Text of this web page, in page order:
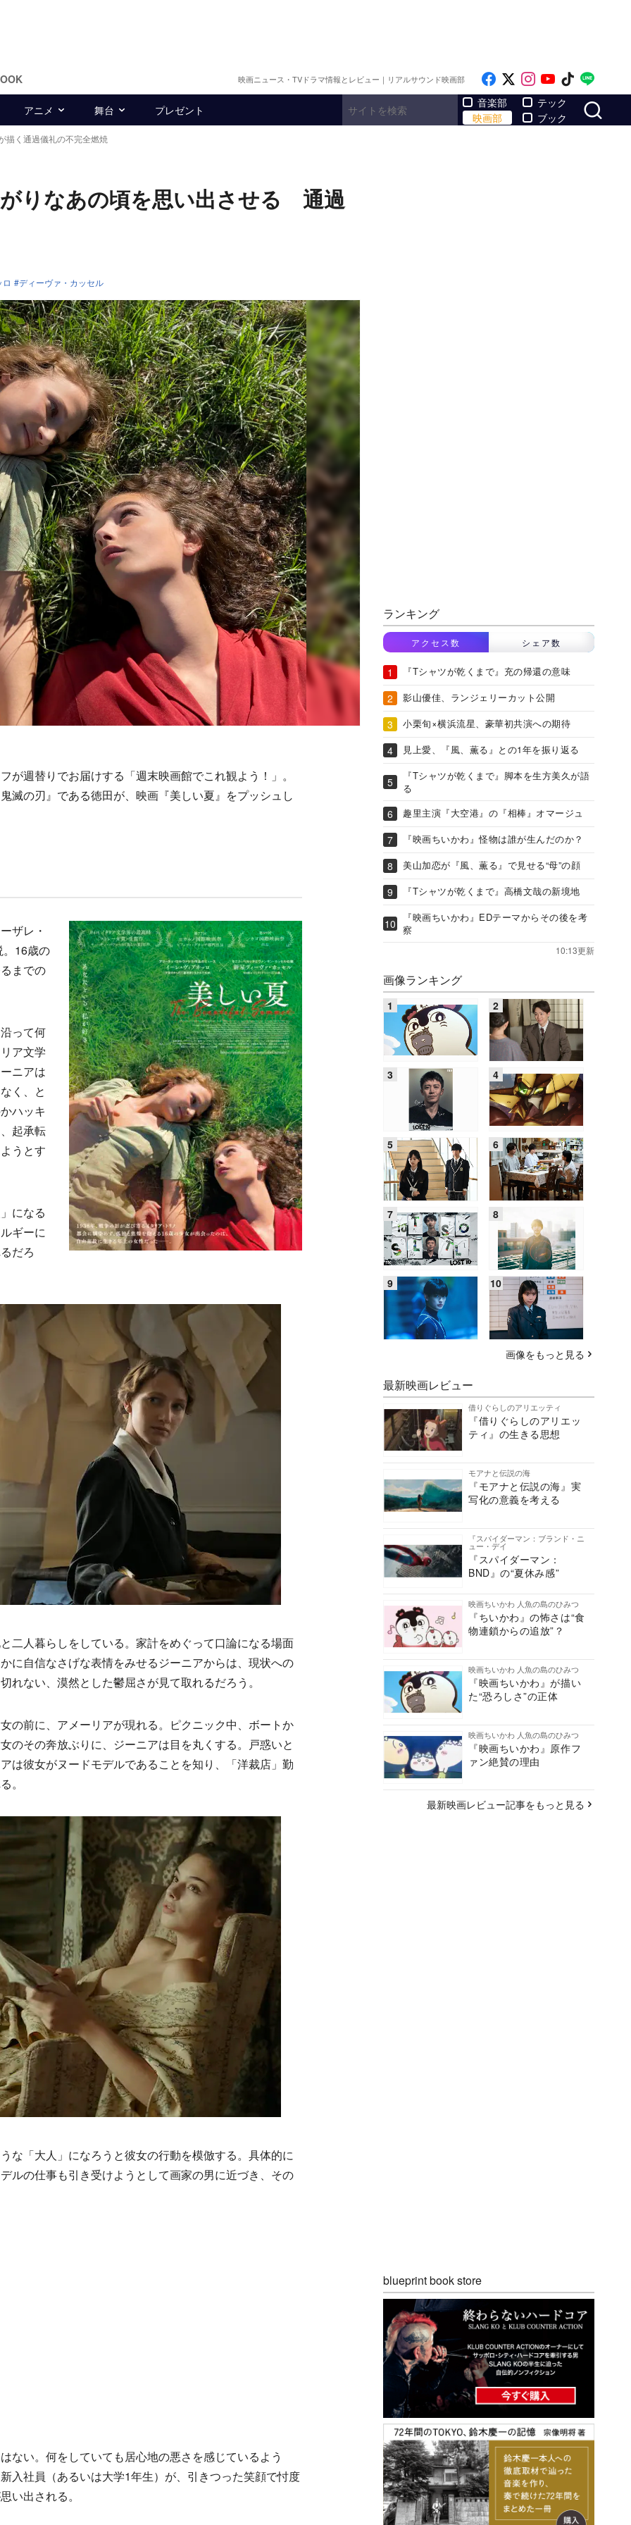
映画ニュース・TVドラマ情報とレビュー｜リアルサウンド映画部 Like on Facebook
Follow on x
Follow on
Follow on
Follow
アニメ 舞台 プレゼント
音楽部
映画部
テック
ブック
描く通過儀礼の不完全燃焼
りなあの頃を思い出させる 通過
ディーヴァ・カッセル
週替りでお届けする「週末映画館でこれ観よう！」。
滅の刃』である徳田が、映画『美しい夏』をプッシュし
ザレ・
16歳の
までの
って何
ア文学
ニアは
く、と
ハッキ
起承転
うとす
になる
ギーに
だろ
人暮らしをしている。家計をめぐって口論になる場面
に自信なさげな表情をみせるジーニアからは、現状への
れない、漠然とした鬱屈さが見て取れるだろう。
前に、アメーリアが現れる。ピクニック中、ボートか
のその奔放ぶりに、ジーニアは目を丸くする。戸惑いと
は彼女がヌードモデルであることを知り、「洋裁店」勤
。
「大人」になろうと彼女の行動を模倣する。具体的に
ルの仕事も引き受けようとして画家の男に近づき、その
い。何をしていても居心地の悪さを感じているよう
入社員（あるいは大学1年生）が、引きつった笑顔で忖度
い出される。
ランキング
アクセス数 シェア数
『Tシャツが乾くまで』充の帰還の意味
影山優佳、ランジェリーカット公開
小栗旬×横浜流星、豪華初共演への期待
見上愛、『風、薫る』との1年を振り返る
『Tシャツが乾くまで』脚本を生方美久が語
る
趣里主演『大空港』の『相棒』オマージュ
『映画ちいかわ』怪物は誰が生んだのか？
美山加恋が『風、薫る』で見せる“母”の顔
『Tシャツが乾くまで』高橋文哉の新境地
『映画ちいかわ』EDテーマからその後を考
察
10:13更新
画像ランキング
画像をもっと見る
最新映画レビュー
借りぐらしのアリエッティ
『借りぐらしのアリエッ
ティ』の生きる思想
モアナと伝説の海
『モアナと伝説の海』実
写化の意義を考える
『スパイダーマン：ブランド・ニ
ュー・デイ
『スパイダーマン：
BND』の“夏休み感”
映画ちいかわ 人魚の島のひみつ
『ちいかわ』の怖さは“食
物連鎖からの追放”？
映画ちいかわ 人魚の島のひみつ
『映画ちいかわ』が描い
た“恐ろしさ”の正体
映画ちいかわ 人魚の島のひみつ
『映画ちいかわ』原作フ
ァン絶賛の理由
最新映画レビュー記事をもっと見る
blueprint book store